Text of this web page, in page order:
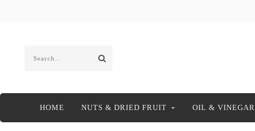
HOME NUTS & DRIED FRUIT OIL & VINEGAR